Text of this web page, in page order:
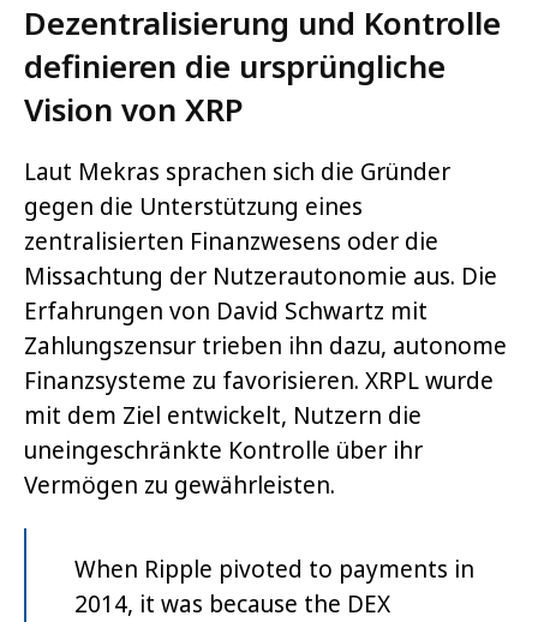
Dezentralisierung und Kontrolle
definieren die ursprüngliche
Vision von XRP
Laut Mekras sprachen sich die Gründer
gegen die Unterstützung eines
zentralisierten Finanzwesens oder die
Missachtung der Nutzerautonomie aus. Die
Erfahrungen von David Schwartz mit
Zahlungszensur trieben ihn dazu, autonome
Finanzsysteme zu favorisieren. XRPL wurde
mit dem Ziel entwickelt, Nutzern die
uneingeschränkte Kontrolle über ihr
Vermögen zu gewährleisten.
When Ripple pivoted to payments in
2014, it was because the DEX